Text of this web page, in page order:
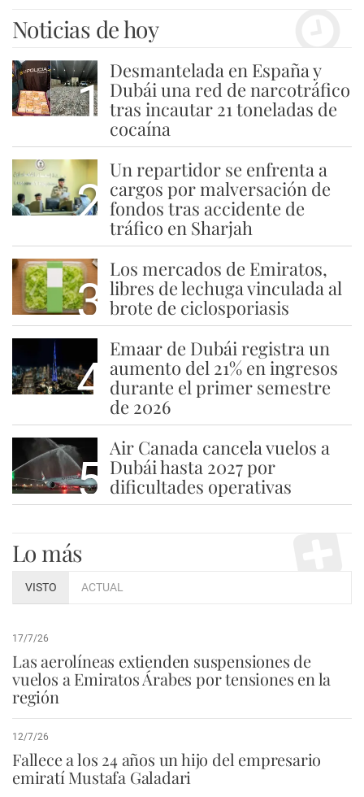
Noticias de hoy
1
Desmantelada en España y
Dubái una red de narcotráfico
tras incautar 21 toneladas de
cocaína
2
Un repartidor se enfrenta a
cargos por malversación de
fondos tras accidente de
tráfico en Sharjah
3
Los mercados de Emiratos,
libres de lechuga vinculada al
brote de ciclosporiasis
4
Emaar de Dubái registra un
aumento del 21% en ingresos
durante el primer semestre
de 2026
5
Air Canada cancela vuelos a
Dubái hasta 2027 por
dificultades operativas
Lo más
VISTO ACTUAL
17/7/26
Las aerolíneas extienden suspensiones de
vuelos a Emiratos Árabes por tensiones en la
región
12/7/26
Fallece a los 24 años un hijo del empresario
emiratí Mustafa Galadari